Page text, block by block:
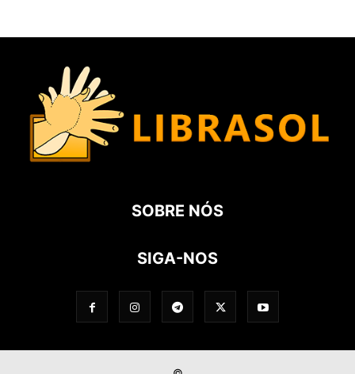
SOBRE NÓS
SIGA-NOS